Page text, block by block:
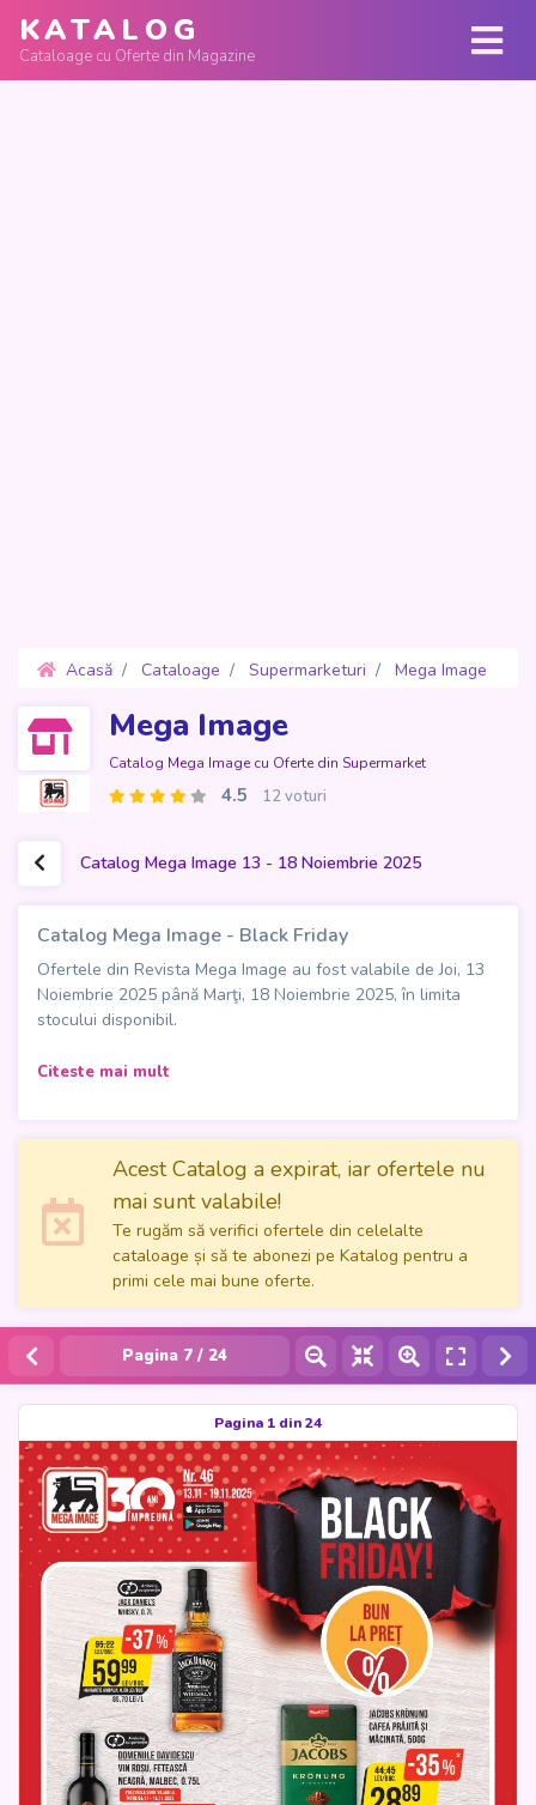
KATALOG
Cataloage cu Oferte din Magazine
Acasă Cataloage Supermarketuri
Mega Image
Mega Image
Catalog Mega Image cu Oferte din Supermarket
4.5 12 voturi
Catalog Mega Image 13 - 18 Noiembrie 2025
Catalog Mega Image - Black Friday
Ofertele din Revista Mega Image au fost valabile de Joi, 13
Noiembrie 2025 până Marţi, 18 Noiembrie 2025, în limita
stocului disponibil.
CatalogulMega Image - Black Friday
o adevărată experiență de economisire. Fie că este vorba
despre băuturi rafinate, cafea aromată sau produse de zi cu
zi, ofertele Mega Image surprind prin diversitate și prețuri
avantajoase, potrivite pentru toate gusturile și nevoile.
De la whisky-uri premium și vinuri selecte, până la cafea,
hârtie igienică și produse pentru îngrijire personală, fiecare
pagină a catalogului îți aduce ocazia perfectă să profiți de
cele mai bune prețuri ale sezonului. Cu
Mega Image Black
Friday
, cumpărăturile devin mai inteligente, iar economiile
mai consistente - totul, în magazinele tale preferate,
Citeste mai mult
Acest Catalog a expirat, iar ofertele nu
mai sunt valabile!
Te rugăm să verifici ofertele din celelalte
cataloage și să te abonezi pe Katalog pentru a
primi cele mai bune oferte.
Pagina 7 / 24
Pagina 1 din 24